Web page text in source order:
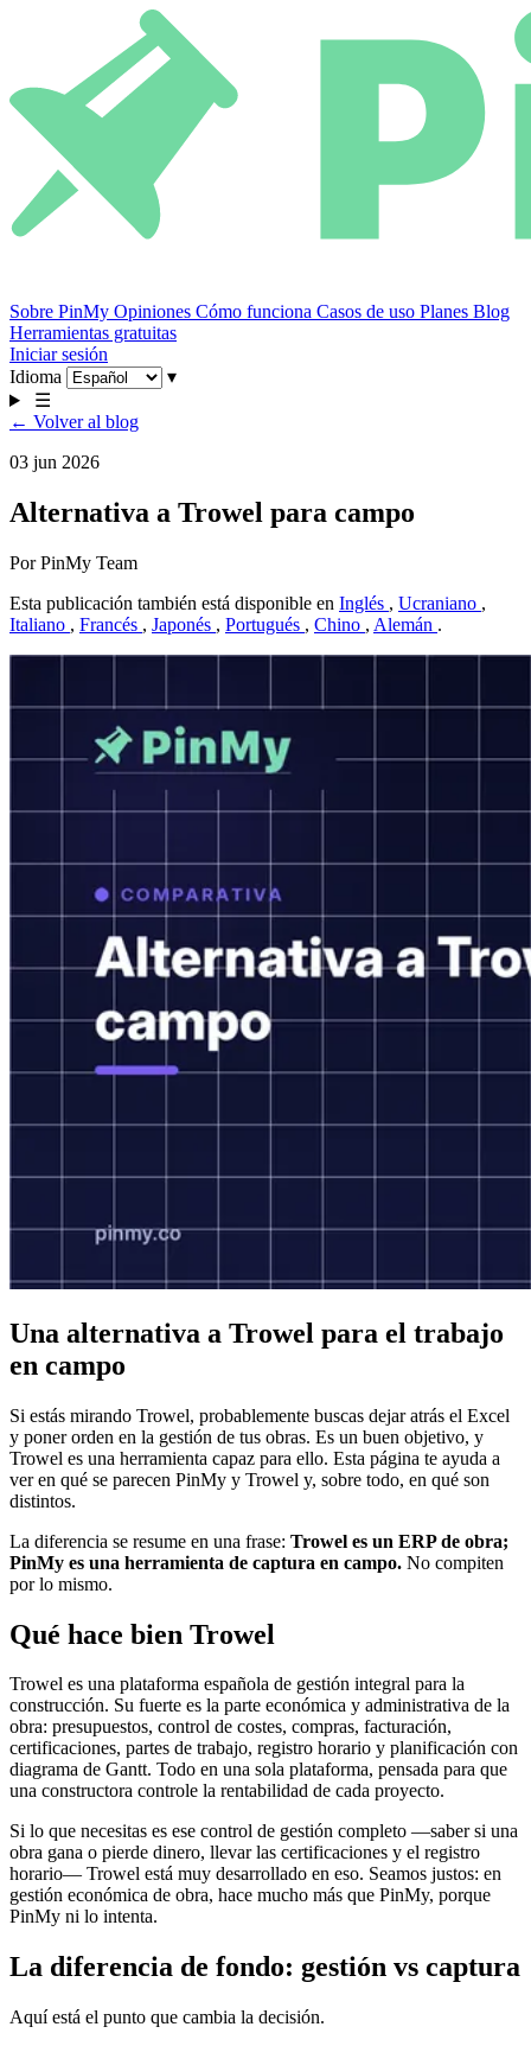
Sobre PinMy Opiniones Cómo funciona Casos de uso Planes Blog
Herramientas gratuitas
Iniciar sesión
Idioma
▾
☰
← Volver al blog
03 jun 2026
Alternativa a Trowel para campo
Por PinMy Team
Esta publicación también está disponible en Inglés , Ucraniano ,
Italiano , Francés , Japonés , Portugués , Chino , Alemán .
Una alternativa a Trowel para el trabajo
en campo
Si estás mirando Trowel, probablemente buscas dejar atrás el Excel
y poner orden en la gestión de tus obras. Es un buen objetivo, y
Trowel es una herramienta capaz para ello. Esta página te ayuda a
ver en qué se parecen PinMy y Trowel y, sobre todo, en qué son
distintos.
La diferencia se resume en una frase: Trowel es un ERP de obra;
PinMy es una herramienta de captura en campo. No compiten
por lo mismo.
Qué hace bien Trowel
Trowel es una plataforma española de gestión integral para la
construcción. Su fuerte es la parte económica y administrativa de la
obra: presupuestos, control de costes, compras, facturación,
certificaciones, partes de trabajo, registro horario y planificación con
diagrama de Gantt. Todo en una sola plataforma, pensada para que
una constructora controle la rentabilidad de cada proyecto.
Si lo que necesitas es ese control de gestión completo —saber si una
obra gana o pierde dinero, llevar las certificaciones y el registro
horario— Trowel está muy desarrollado en eso. Seamos justos: en
gestión económica de obra, hace mucho más que PinMy, porque
PinMy ni lo intenta.
La diferencia de fondo: gestión vs captura
Aquí está el punto que cambia la decisión.